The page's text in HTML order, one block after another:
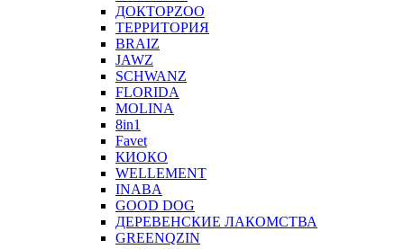
ДОКТОРZOO
ТЕРРИТОРИЯ
BRAIZ
JAWZ
SCHWANZ
FLORIDA
MOLINA
8in1
Favet
КИОКО
WELLEMENT
INABA
GOOD DOG
ДЕРЕВЕНСКИЕ ЛАКОМСТВА
GREENQZIN